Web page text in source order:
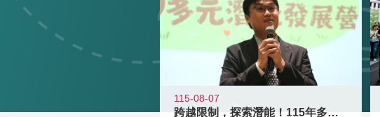
115-08-07
跨越限制，探索潛能！115年多元潛